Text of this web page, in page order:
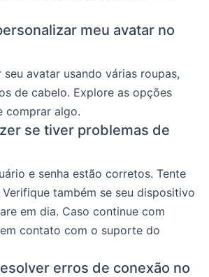
meu avatar no
avatar usando várias roupas,
de cabelo. Explore as opções
comprar algo.
se tiver problemas de
e senha estão corretos. Tente
Verifique também se seu dispositivo
em dia. Caso continue com
contato com o suporte do
erros de conexão no